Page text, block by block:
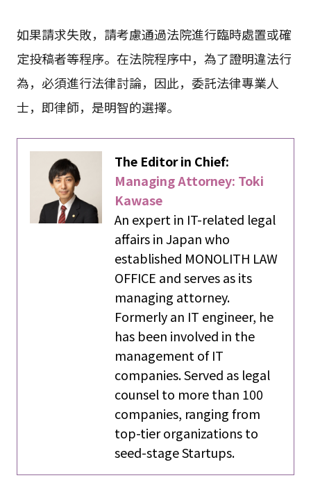
如果請求失敗，請考慮通過法院進行臨時處置或確
定投稿者等程序。在法院程序中，為了證明違法行
為，必須進行法律討論，因此，委託法律專業人
士，即律師，是明智的選擇。
The Editor in Chief:
Managing Attorney: Toki
Kawase
An expert in IT-related legal
affairs in Japan who
established MONOLITH LAW
OFFICE and serves as its
managing attorney.
Formerly an IT engineer, he
has been involved in the
management of IT
companies. Served as legal
counsel to more than 100
companies, ranging from
top-tier organizations to
seed-stage Startups.